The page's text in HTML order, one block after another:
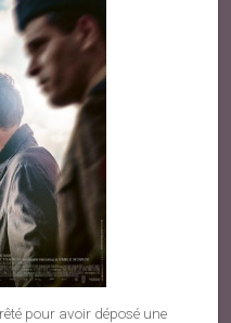
pour avoir déposé une